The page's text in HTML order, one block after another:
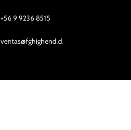
+56 9 9236 8515
ventas@fghighend.cl